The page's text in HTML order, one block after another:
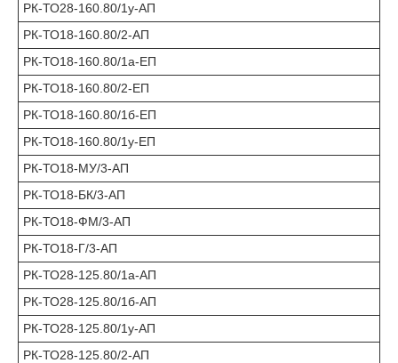
РК-ТО28-160.80/1у-АП
РК-ТО18-160.80/2-АП
РК-ТО18-160.80/1а-ЕП
РК-ТО18-160.80/2-ЕП
РК-ТО18-160.80/1б-ЕП
РК-ТО18-160.80/1у-ЕП
РК-ТО18-МУ/3-АП
РК-ТО18-БК/3-АП
РК-ТО18-ФМ/3-АП
РК-ТО18-Г/3-АП
РК-ТО28-125.80/1а-АП
РК-ТО28-125.80/1б-АП
РК-ТО28-125.80/1у-АП
РК-ТО28-125.80/2-АП